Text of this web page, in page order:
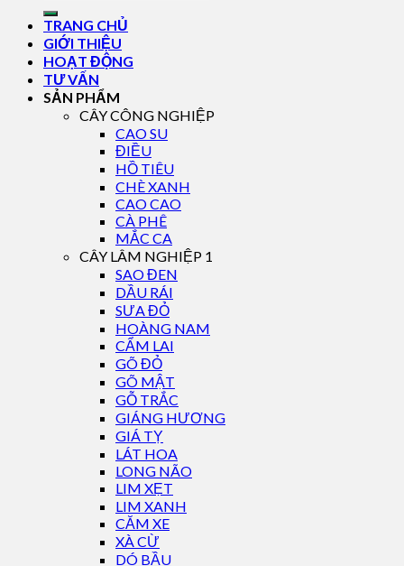
TRANG CHỦ
GIỚI THIỆU
HOẠT ĐỘNG
TƯ VẤN
SẢN PHẨM
CÂY CÔNG NGHIỆP
CAO SU
ĐIỀU
HỒ TIÊU
CHÈ XANH
CAO CAO
CÀ PHÊ
MẮC CA
CÂY LÂM NGHIỆP 1
SAO ĐEN
DẦU RÁI
SƯA ĐỎ
HOÀNG NAM
CẨM LAI
GÕ ĐỎ
GÕ MẬT
GỖ TRẮC
GIÁNG HƯƠNG
GIÁ TỴ
LÁT HOA
LONG NÃO
LIM XẸT
LIM XANH
CĂM XE
XÀ CỪ
DÓ BẦU